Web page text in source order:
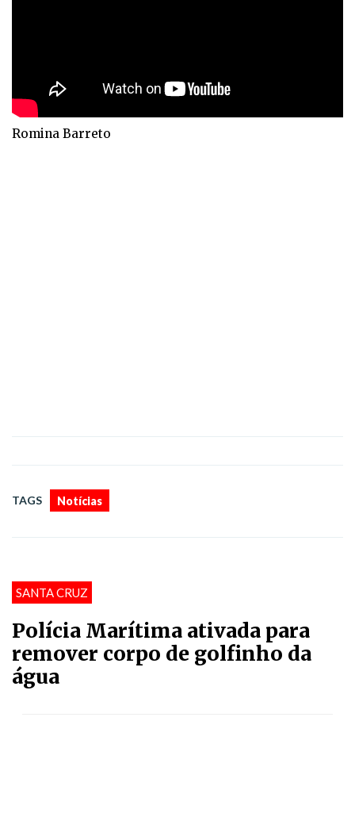
Romina Barreto
TAGS Notícias
SANTA CRUZ
Polícia Marítima ativada para
remover corpo de golfinho da
água